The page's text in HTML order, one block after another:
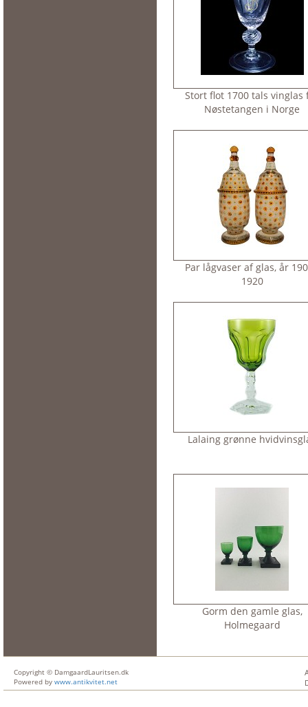
Stort flot 1700 tals vinglas
Nøstetangen i Norge
Par lågvaser af glas, år
1920
Lalaing grønne
Gorm den gamle glas,
Holmegaard
Copyright © DamgaardLauritsen.dk
Powered by www.antikvitet.net